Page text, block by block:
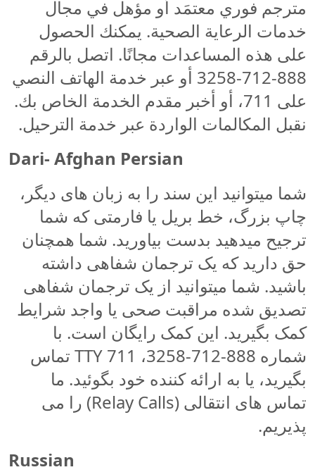
مترجم فوري معتمَد أو مؤهل في مجال
خدمات الرعاية الصحية. يمكنك الحصول
على هذه المساعدات مجانًا. اتصل بالرقم
888-712-3258 أو عبر خدمة الهاتف النصي
على 711، أو أخبر مقدم الخدمة الخاص بك.
نقبل المكالمات الواردة عبر خدمة الترحيل.
Dari- Afghan Persian
شما میتوانید این سند را به زبان های دیگر،
چاپ بزرگ، خط بریل یا فارمتی که شما
ترجیح میدهید بدست بیاورید. شما همچنان
حق دارید که یک ترجمان شفاهی داشته
باشید. شما میتوانید از یک ترجمان شفاهی
تصدیق شده مراقبت صحی یا واجد شرایط
کمک بگیرید. این کمک رایگان است. با
شماره 888-712-3258، TTY 711 تماس
بگیرید، یا به ارائه کننده خود بگوئید. ما
تماس‌ های انتقالی (Relay Calls) را می
‌پذیریم.
Russian